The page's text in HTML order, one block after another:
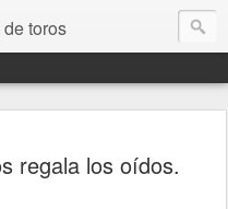
toros
regala los oídos.